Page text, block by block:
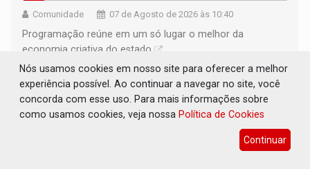
Comunidade 07 de Agosto de 2026 às 10:40
Programação reúne em um só lugar o melhor da
economia criativa do estado
Nós usamos cookies em nosso site para oferecer a melhor
experiência possível. Ao continuar a navegar no site, você
concorda com esse uso. Para mais informações sobre
como usamos cookies, veja nossa Política de Cookies
Continuar